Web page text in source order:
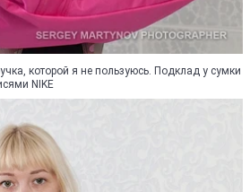
которой я не пользуюсь. Подклад у сумки
NIKE